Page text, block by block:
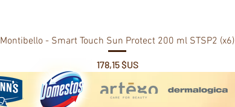
Montibello - Smart Touch Sun Protect 200 ml STSP2 (x6)
Prix
178,15 $US